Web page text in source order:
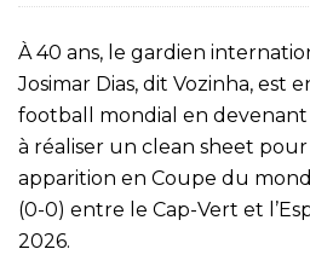
À 40 ans, le gardien
Josimar Dias, dit Vozinha, est
football mondial en
à réaliser un clean sheet
apparition en Coupe du
(0-0) entre le Cap-Vert et
2026.